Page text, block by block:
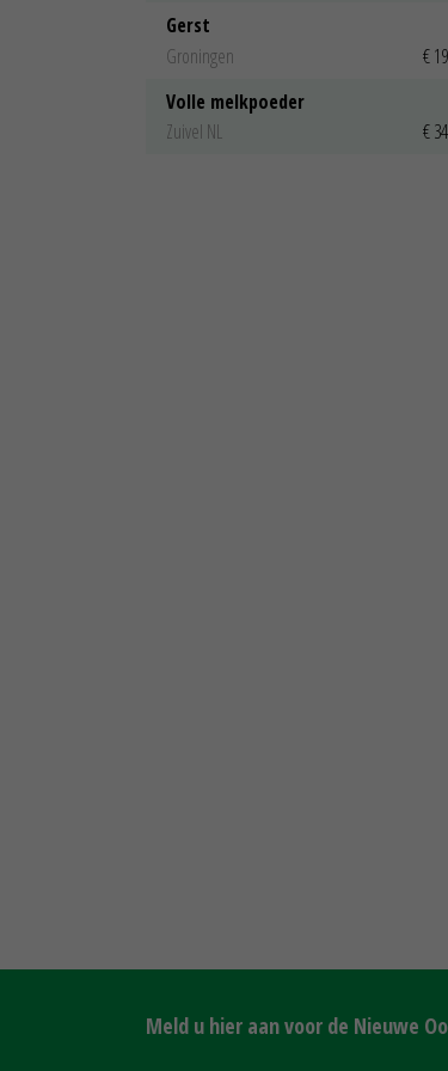
Gerst
Groningen
€
Volle melkpoeder
Zuivel NL
€
Meld u hier aan voor de Nieuwe